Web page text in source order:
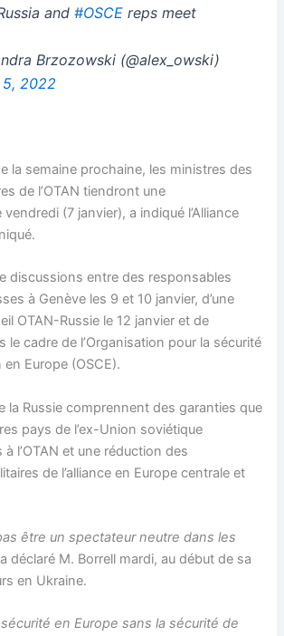
and #OSCEreps meet
Brzozowski (@alex_owski)
2022
la semaine prochaine, les ministres des
de l’OTAN tiendront une
(7 janvier), a indiqué l’Alliance
discussions entre des responsables
à Genève les 9 et 10 janvier, d’une
OTAN-Russie le 12 janvier et de
le cadre de l’Organisation pour la sécurité
Europe (OSCE).
la Russie comprennent des garanties que
pays de l’ex-Union soviétique
à l’OTAN et une réduction des
de l’alliance en Europe centrale et
être un spectateur neutre dans les
déclaré M. Borrell mardi, au début de sa
en Ukraine.
en Europe sans la sécurité de